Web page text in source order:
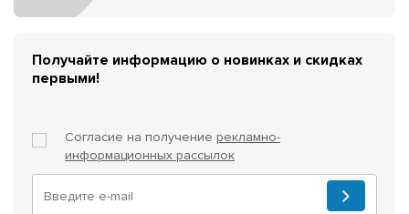
Получайте информацию о новинках и скидках
первыми!
Согласие на получение рекламно-
информационных рассылок